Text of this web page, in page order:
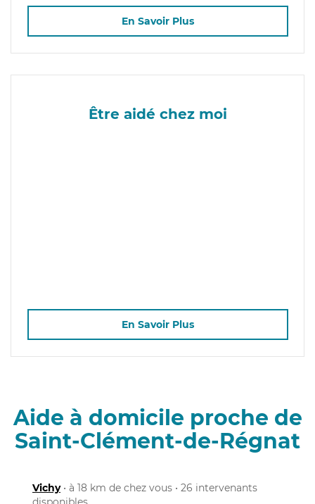
En Savoir Plus
Être aidé chez moi
En Savoir Plus
Aide à domicile proche de
Saint-Clément-de-Régnat
Vichy• à 18 km de chez vous • 26 intervenants